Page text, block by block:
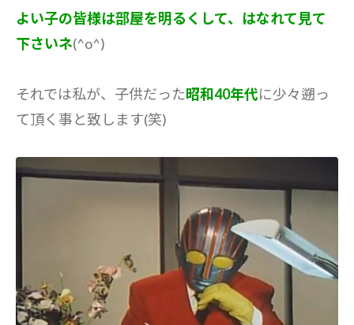
よい子の皆様は部屋を明るくして、はなれて見て
下さいネ(^o^)
それでは私が、子供だった昭和40年代に少々遡っ
て頂く事と致します(笑)